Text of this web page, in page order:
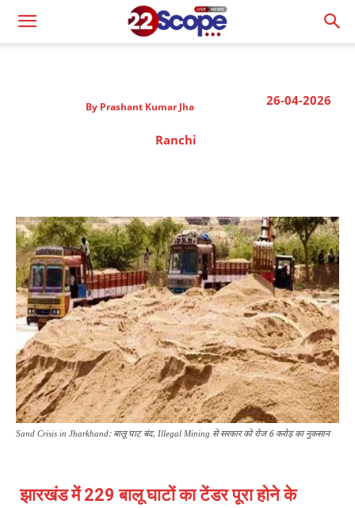
26-04-2026
By Prashant Kumar Jha
Ranchi
Sand Crisis in Jharkhand: बालू घाट बंद, Illegal Mining से सरकार को रोज 6 करोड़ का नुकसान
झारखंड में 229 बालू घाटों का टेंडर पूरा होने के